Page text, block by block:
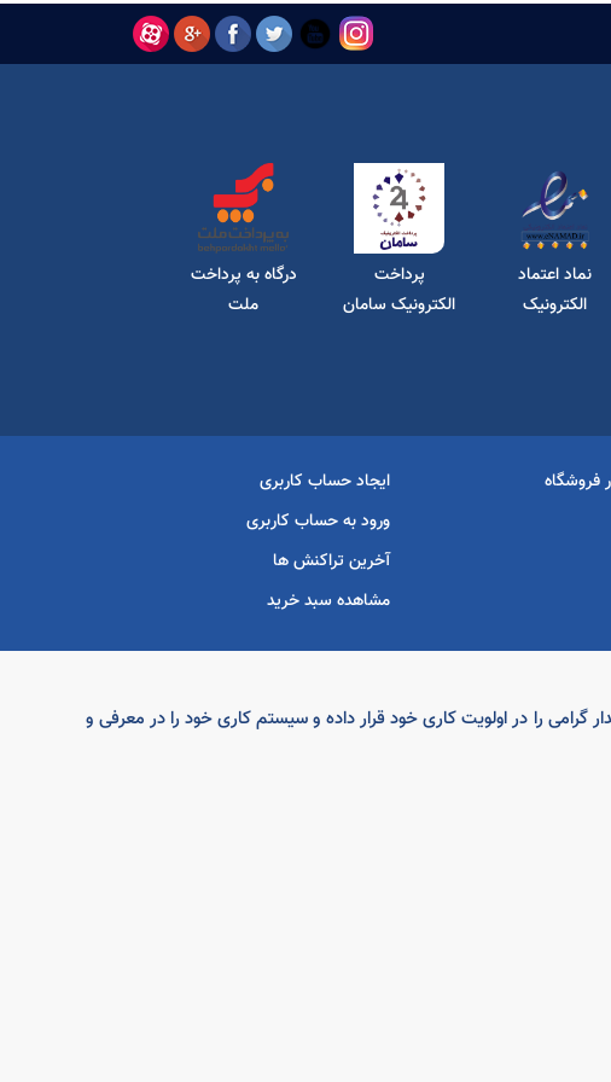
نماد اعتماد
الکترونیک
پرداخت
الکترونیک سامان
درگاه به پرداخت
ملت
فروشگاه
ایجاد حساب کاربری
ورود به حساب کاربری
آخرین تراکنش ها
مشاهده سبد خرید
خریدار گرامی را در اولویت کاری خود قرار داده و سیستم کاری خود را در معرفی و